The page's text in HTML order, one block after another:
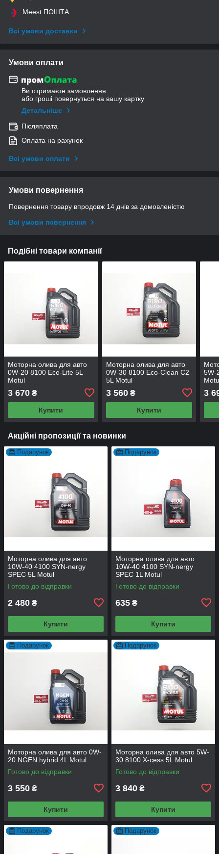
Meest ПОШТА
Всі умови доставки
Умови оплати
Ви отримаєте замовлення
або гроші повернуться на вашу картку
Детальніше
Післяплата
Оплата на рахунок
Всі умови оплати
Умови повернення
Повернення товару впродовж 14 днів за домовленістю
Всі умови повернення
Подібні товари компанії
Моторна олива для авто
0W-20 8100 Eco-Lite 5L
Motul
3 670 ₴
Купити
Моторна олива для авто
0W-30 8100 Eco-Сlean C2
5L Motul
3 560₴
Купити
5W-
3
Акційні пропозиції та новинки
Подарунок
Моторна олива для авто
10W-40 4100 SYN-nergy
SPEC 5L Motul
Готово до відправки
2 480 ₴
Купити
Подарунок
Моторна олива для авто
10W-40 4100 SYN-nergy
SPEC 1L Motul
Готово до відправки
635 ₴
Купити
Подарунок
Моторна олива для авто 0W-
20 NGEN hybrid 4L Motul
Готово до відправки
3 550 ₴
Купити
Подарунок
Моторна олива для авто 5W-
30 8100 X-cess 5L Motul
Готово до відправки
3 840 ₴
Купити
Подарунок Подарунок